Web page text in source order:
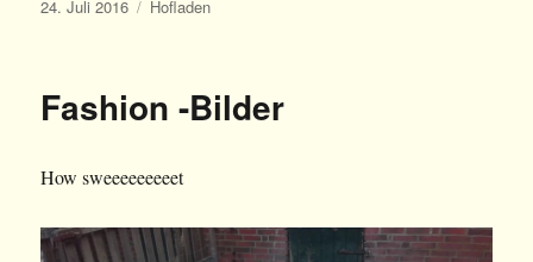
Veröffentlicht
24. Juli 2016 Kategorien
Hofladen
Fashion -Bilder
How sweeeeeeeeet